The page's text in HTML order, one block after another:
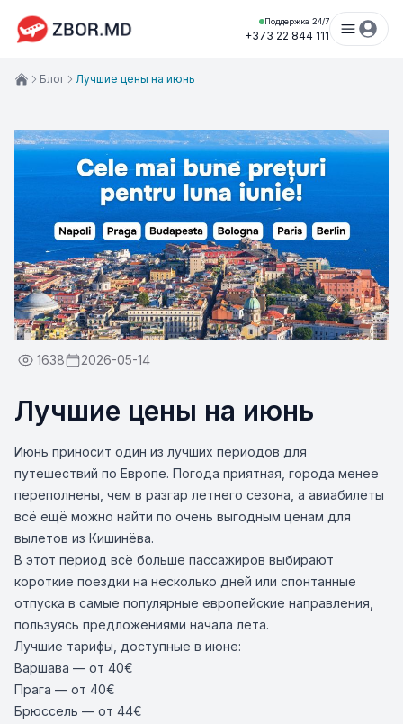
Поддержка 24/7
+373 22 844 111
Блог Лучшие цены на июнь
1638 2026-05-14
Лучшие цены на июнь
Июнь приносит один из лучших периодов для
путешествий по Европе. Погода приятная, города менее
переполнены, чем в разгар летнего сезона, а авиабилеты
всё ещё можно найти по очень выгодным ценам для
вылетов из Кишинёва.
В этот период всё больше пассажиров выбирают
короткие поездки на несколько дней или спонтанные
отпуска в самые популярные европейские направления,
пользуясь предложениями начала лета.
Лучшие тарифы, доступные в июне:
Варшава — от 40€
Прага — от 40€
Брюссель — от 44€